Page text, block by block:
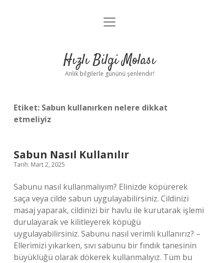
Anasayfa
Yasal Uyarı
menüyü
Hızlı Bilgi Molası
Anlık bilgilerle gününü şenlendir!
Etiket: Sabun kullanırken nelere dikkat
etmeliyiz
Sabun Nasıl Kullanılır
Tarih: Mart 2, 2025
Sabunu nasıl kullanmalıyım? Elinizde köpürerek
saça veya cilde sabun uygulayabilirsiniz. Cildinizi
masaj yaparak, cildinizi bir havlu ile kurutarak işlemi
durulayarak ve kilitleyerek köpüğü
uygulayabilirsiniz. Sabunu nasıl verimli kullanırız? –
Ellerimizi yıkarken, sıvı sabunu bir fındık tanesinin
büyüklüğü olarak dökerek kullanmalıyız. Tüm bu